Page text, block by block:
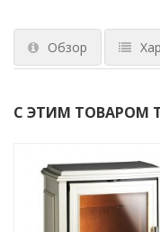
Обзор
С ЭТИМ ТОВАРОМ